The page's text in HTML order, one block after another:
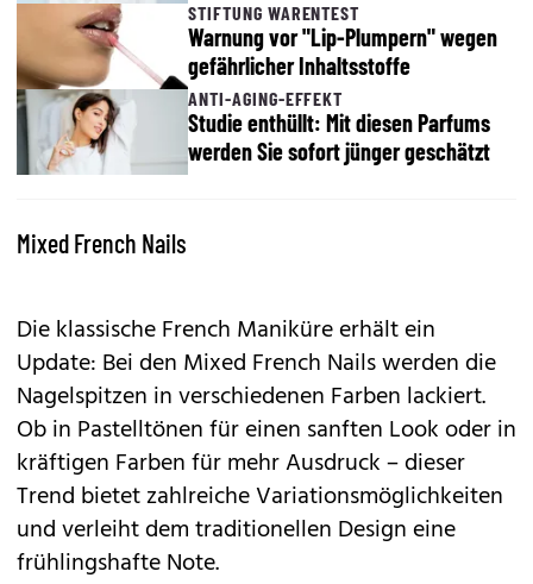
STIFTUNG WARENTEST
Warnung vor "Lip-Plumpern" wegen
gefährlicher Inhaltsstoffe
ANTI-AGING-EFFEKT
Studie enthüllt: Mit diesen Parfums
werden Sie sofort jünger geschätzt
Mixed French Nails
Die klassische French Maniküre erhält ein
Update: Bei den Mixed French Nails werden die
Nagelspitzen in verschiedenen Farben lackiert.
Ob in Pastelltönen für einen sanften Look oder in
kräftigen Farben für mehr Ausdruck – dieser
Trend bietet zahlreiche Variationsmöglichkeiten
und verleiht dem traditionellen Design eine
frühlingshafte Note.